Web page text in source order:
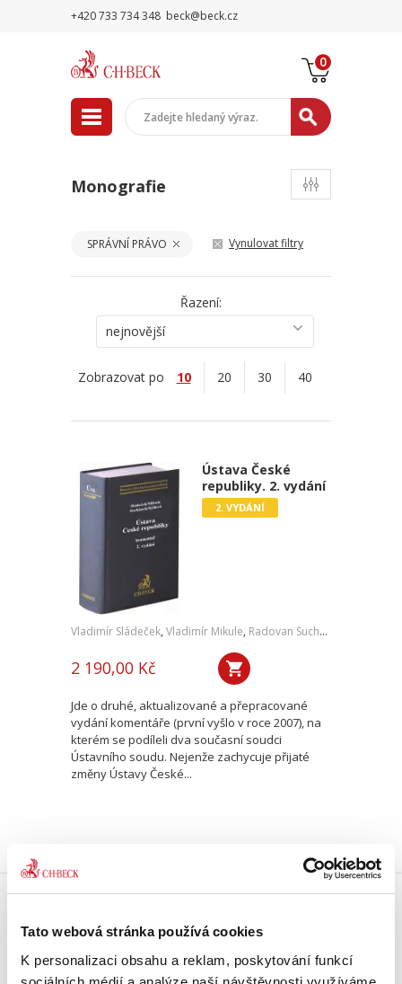
Tato webová stránka používá cookies
K personalizaci obsahu a reklam, poskytování funkcí
+420 733 734 348 beck@beck.cz
0
Monografie
SPRÁVNÍ PRÁVO Vynulovat filtry
Řazení:
nejnovější
Zobrazovat po 10 20 30 40
Ústava České
republiky. 2. vydání
2. VYDÁNÍ
Vladimír Sládeček, Vladimír Mikule, Radovan Suchánek
2 190,00 Kč
Jde o druhé, aktualizované a přepracované
vydání komentáře (první vyšlo v roce 2007), na
kterém se podíleli dva současní soudci
Ústavního soudu. Nejenže zachycuje přijaté
změny Ústavy České...
Doprava zdarma
Získejte dopravu zdarma
při nákupu nad 1500 Kč.